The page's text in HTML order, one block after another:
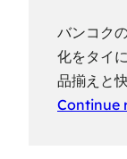
バンコク
化をタイ
品揃えと
Continue